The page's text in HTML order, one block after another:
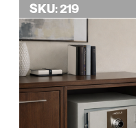
SKU:219